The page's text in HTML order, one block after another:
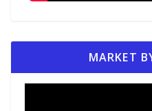
MARKET